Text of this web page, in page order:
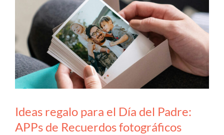
Ideas regalo para el Día del Padre:
APPs de Recuerdos fotográficos